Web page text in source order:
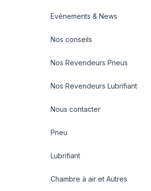
Evénements & News
Nos conseils
Nos Revendeurs Pneus
Nos Revendeurs Lubrifiant
Nous contacter
Pneu
Lubrifiant
Chambre à air et Autres